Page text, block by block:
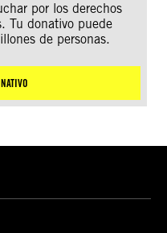
por los derechos
Tu donativo puede
de personas.